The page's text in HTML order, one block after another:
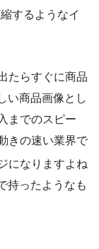
するようなイ
たらすぐに商品
い商品画像とし
までのスピー
きの速い業界で
になりますよね
持ったようなも